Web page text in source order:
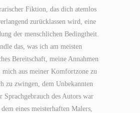
Fiktion, das dich atemlos
zurücklassen wird, eine
der menschlichen Bedingtheit.
das, was ich am meisten
Bereitschaft, meine Annahmen
mich aus meiner Komfortzone zu
zu zwingen, dem Unbekannten
Sprachgebrauch des Autors war
eines meisterhaften Malers,